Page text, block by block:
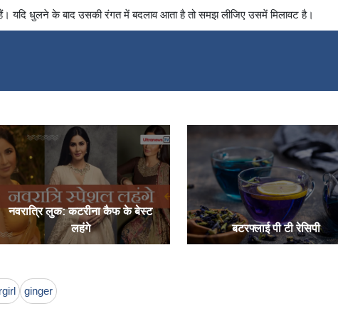
यदि धुलने के बाद उसकी रंगत में बदलाव आता है तो समझ लीजिए उसमें मिलावट है।
नवरात्रि लुक: कटरीना कैफ के बेस्ट
लहंगे
बटरफ्लाई पी टी रेसिपी
ginger